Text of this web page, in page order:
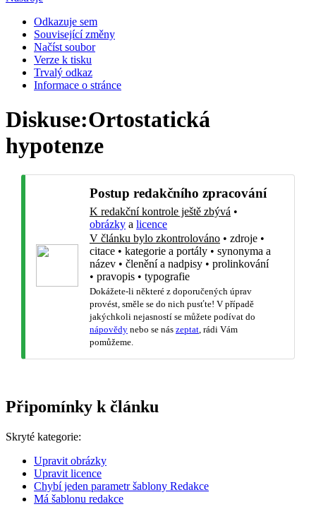
Odkazuje sem
Související změny
Načíst soubor
Verze k tisku
Trvalý odkaz
Informace o stránce
Diskuse:Ortostatická
hypotenze
Postup redakčního zpracování
K redakční kontrole ještě zbývá •
obrázky a licence
V článku bylo zkontrolováno • zdroje •
citace • kategorie a portály • synonyma a
název • členění a nadpisy • prolinkování
• pravopis • typografie
Dokážete-li některé z doporučených úprav
provést, směle se do nich pusťte! V případě
jakýchkoli nejasností se můžete podívat do
nápovědy nebo se nás zeptat , rádi Vám
pomůžeme.
Připomínky k článku
Skryté kategorie:
Upravit obrázky
Upravit licence
Chybí jeden parametr šablony Redakce
Má šablonu redakce